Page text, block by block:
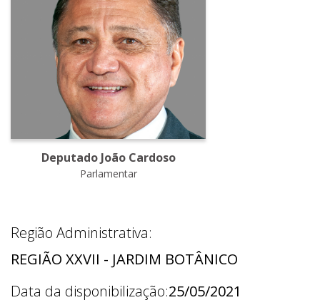
Deputado João Cardoso
Parlamentar
Região Administrativa:
REGIÃO XXVII - JARDIM BOTÂNICO
Data da disponibilização:25/05/2021